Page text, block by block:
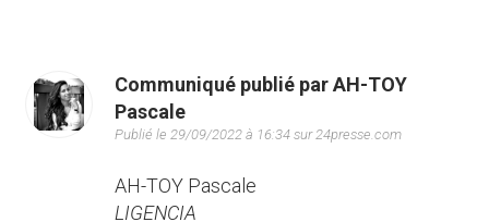
Communiqué publié par AH-TOY
Pascale
Publié le 29/09/2022 à 16:34 sur 24presse.com
AH-TOY Pascale
LIGENCIA